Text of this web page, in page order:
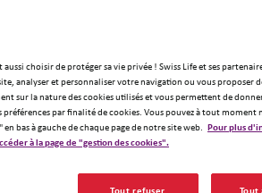
Life à Saint-Ouen-
aussi choisir de protéger sa vie privée ! Swiss Life et ses
analyser et personnaliser votre navigation ou vous proposer
sur la nature des cookies utilisés et vous permettent de
par finalité de cookies. Vous pouvez à tout moment
bas à gauche de chaque page de notre site web. Pour plus
à la page de "gestion des cookies".